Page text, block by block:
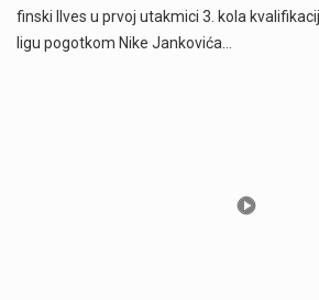
finski Ilves u prvoj utakmici 3. kola
ligu pogotkom Nike Jankovića…